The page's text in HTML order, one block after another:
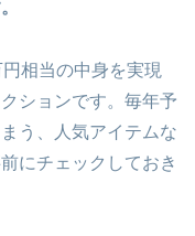
相当の中身を実現
ションです。毎年予
う、人気アイテムな
にチェックしておき